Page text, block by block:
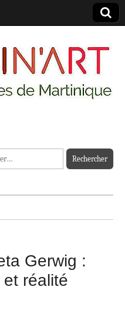
:
Gerwig :
réalité